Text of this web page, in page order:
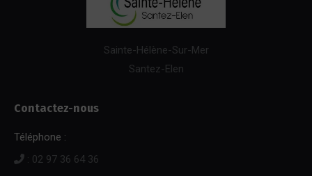
Sainte-Hélène-Sur-Mer
Santez-Elen
Contactez-nous
Téléphone :
: 02 97 36 64 36